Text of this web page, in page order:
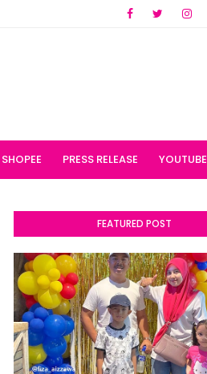
SHOPEE PRESS RELEASE YOUTUBE
FEATURED POST